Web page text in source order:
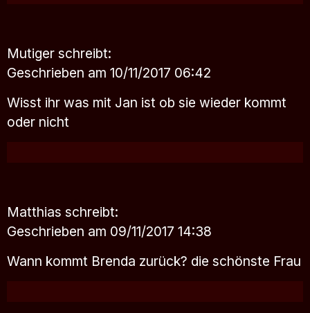
Mutiger schreibt:
Geschrieben am 10/11/2017 06:42
Wisst ihr was mit Jan ist ob sie wieder kommt
oder nicht
Matthias schreibt:
Geschrieben am 09/11/2017 14:38
Wann kommt Brenda zurück? die schönste Frau